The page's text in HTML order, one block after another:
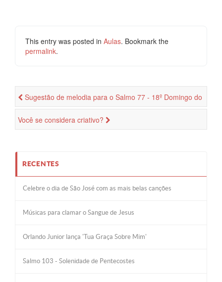
This entry was posted in Aulas. Bookmark the
permalink.
Sugestão de melodia para o Salmo 77 - 18º Domingo do
Tempo Comum
Você se considera criativo?
RECENTES
Celebre o dia de São José com as mais belas canções
Músicas para clamar o Sangue de Jesus
Orlando Junior lança 'Tua Graça Sobre Mim'
Salmo 103 - Solenidade de Pentecostes